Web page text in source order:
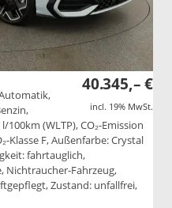
40.345,– €
incl. 19% MwSt.
Automatik,
(WLTP), CO₂-Emission
Klasse F, Außenfarbe: Crystal
fahrtauglich,
Nichtraucher-Fahrzeug,
Zustand: unfallfrei,